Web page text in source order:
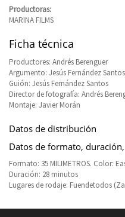
Productoras:
MARINA FILMS
Ficha técnica
Productores: Andrés Berenguer
Argumento: Jesús Fernández Santos
Guión: Jesús Fernández Santos
Director de fotografía: Andrés
Montaje: Javier Morán
Datos de distribución
Datos de formato,
Formato: 35 MILIMETROS. Color:
Duración: 28 minutos
Lugares de rodaje: Fuendetodos